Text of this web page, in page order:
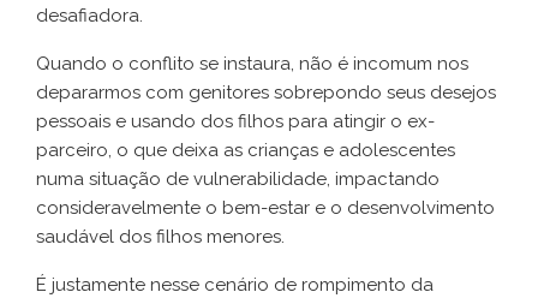
desafiadora.
Quando o conflito se instaura, não é incomum nos
depararmos com genitores sobrepondo seus desejos
pessoais e usando dos filhos para atingir o ex-
parceiro, o que deixa as crianças e adolescentes
numa situação de vulnerabilidade, impactando
consideravelmente o bem-estar e o desenvolvimento
saudável dos filhos menores.
É justamente nesse cenário de rompimento da